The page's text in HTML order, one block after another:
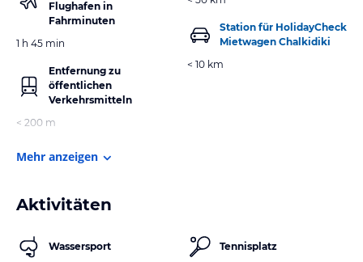
Flughafen in
Fahrminuten
1 h 45 min
Entfernung zu
öffentlichen
Verkehrsmitteln
< 200 m
Station für HolidayCheck
Mietwagen Chalkidiki
< 10 km
Mehr anzeigen
Aktivitäten
Wassersport Tennisplatz